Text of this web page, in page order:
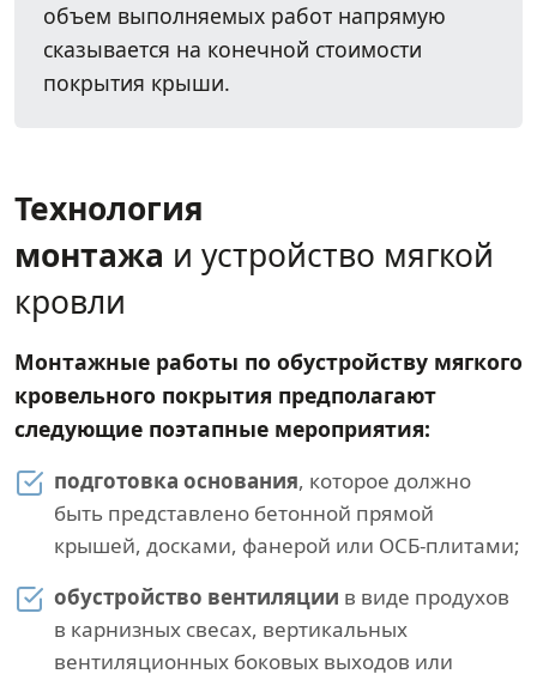
объем выполняемых работ напрямую
сказывается на конечной стоимости
покрытия крыши.
Технология
монтажа и устройство мягкой
кровли
Монтажные работы по обустройству мягкого
кровельного покрытия предполагают
следующие поэтапные мероприятия:
подготовка основания, которое должно
быть представлено бетонной прямой
крышей, досками, фанерой или ОСБ-плитами;
обустройство вентиляции в виде продухов
в карнизных свесах, вертикальных
вентиляционных боковых выходов или